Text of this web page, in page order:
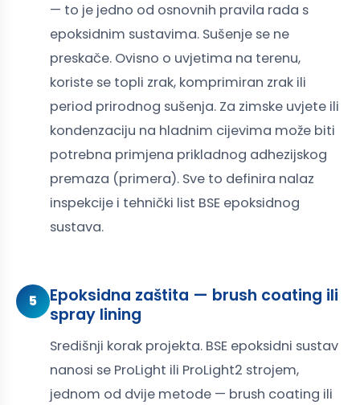
— to je jedno od osnovnih pravila rada s
epoksidnim sustavima. Sušenje se ne
preskače. Ovisno o uvjetima na terenu,
koriste se topli zrak, komprimiran zrak ili
period prirodnog sušenja. Za zimske uvjete ili
kondenzaciju na hladnim cijevima može biti
potrebna primjena prikladnog adhezijskog
premaza (primera). Sve to definira nalaz
inspekcije i tehnički list BSE epoksidnog
sustava.
5
Epoksidna zaštita — brush coating ili
spray lining
Središnji korak projekta. BSE epoksidni sustav
nanosi se ProLight ili ProLight2 strojem,
jednom od dvije metode — brush coating ili